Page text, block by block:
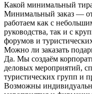
Какой минимальный
Минимальный заказ —
работаем как с
руководства, так и с
форумов и
Можно ли заказать
Да. Мы создаём
деловых мероприятий,
туристических групп и
Возможны